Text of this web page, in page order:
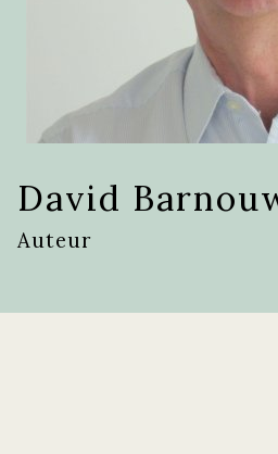
David
Auteur